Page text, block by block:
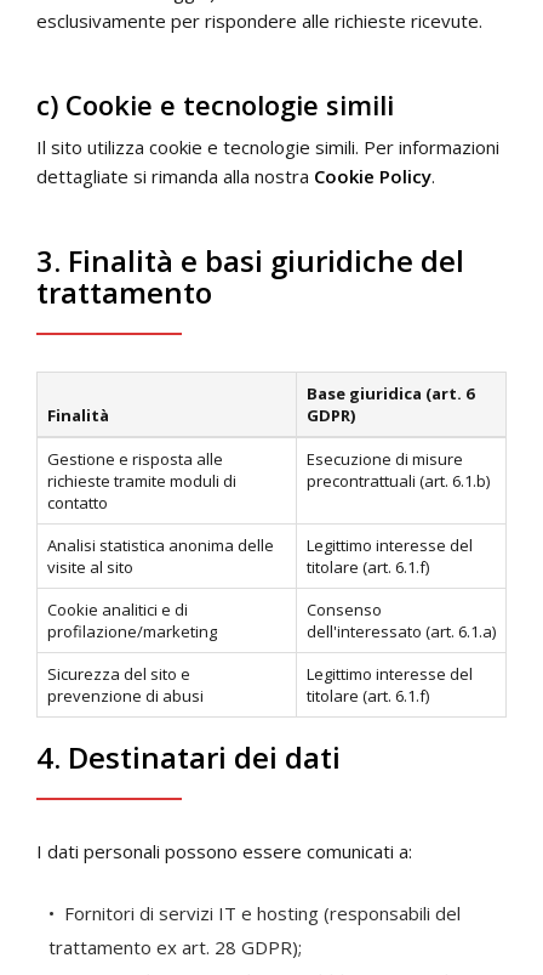
esclusivamente per rispondere alle richieste ricevute.
c) Cookie e tecnologie simili
Il sito utilizza cookie e tecnologie simili. Per informazioni
dettagliate si rimanda alla nostra Cookie Policy.
3. Finalità e basi giuridiche del
trattamento
Finalità
Base giuridica (art. 6
GDPR)
Gestione e risposta alle
richieste tramite moduli di
contatto
Esecuzione di misure
precontrattuali (art. 6.1.b)
Analisi statistica anonima delle
visite al sito
Legittimo interesse del
titolare (art. 6.1.f)
Cookie analitici e di
profilazione/marketing
Consenso
dell'interessato (art. 6.1.a)
Sicurezza del sito e
prevenzione di abusi
Legittimo interesse del
titolare (art. 6.1.f)
4. Destinatari dei dati
I dati personali possono essere comunicati a:
Fornitori di servizi IT e hosting (responsabili del
trattamento ex art. 28 GDPR);